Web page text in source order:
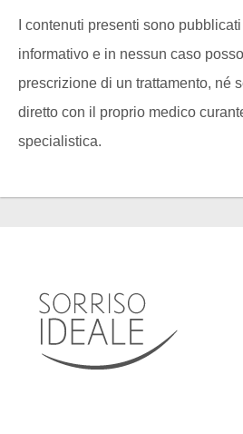
I contenuti presenti sono
informativo e in nessun caso
prescrizione di un trattamento, né
diretto con il proprio medico
specialistica.